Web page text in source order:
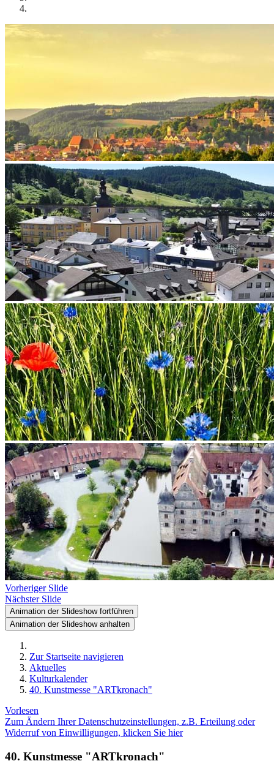
Vorheriger Slide
Nächster Slide
Animation der Slideshow fortführen
Animation der Slideshow anhalten
Zur Startseite navigieren
Aktuelles
Kulturkalender
40. Kunstmesse "ARTkronach"
Vorlesen
Zum Ändern Ihrer Datenschutzeinstellungen, z.B. Erteilung oder
Widerruf von Einwilligungen, klicken Sie hier
40. Kunstmesse "ARTkronach"